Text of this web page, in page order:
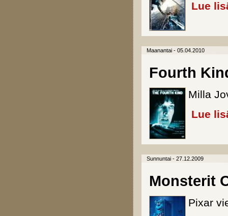
Lue
Maanantai - 05.04.2010
Fourth
Milla
Lue
Sunnuntai - 27.12.2009
Monsterit
Pixar